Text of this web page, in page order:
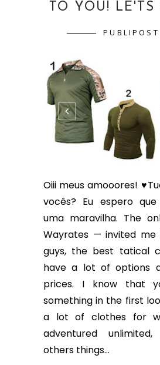
TO YOU! LE'TS
PUBLIPOST
Oiii meus amooores!
vocês? Eu espero
uma maravilha. The
Wayrates — invited me
guys, the best tatical
have a lot of options
prices. I know that
something in the first
a lot of clothes for
adventured
others things...